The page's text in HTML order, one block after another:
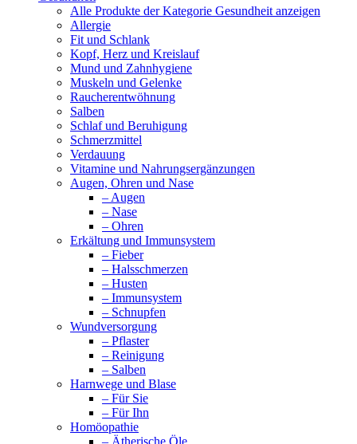
Alle Produkte der Kategorie Gesundheit anzeigen
Allergie
Fit und Schlank
Kopf, Herz und Kreislauf
Mund und Zahnhygiene
Muskeln und Gelenke
Raucherentwöhnung
Salben
Schlaf und Beruhigung
Schmerzmittel
Verdauung
Vitamine und Nahrungsergänzungen
Augen, Ohren und Nase
– Augen
– Nase
– Ohren
Erkältung und Immunsystem
– Fieber
– Halsschmerzen
– Husten
– Immunsystem
– Schnupfen
Wundversorgung
– Pflaster
– Reinigung
– Salben
Harnwege und Blase
– Für Sie
– Für Ihn
Homöopathie
– Ätherische Öle